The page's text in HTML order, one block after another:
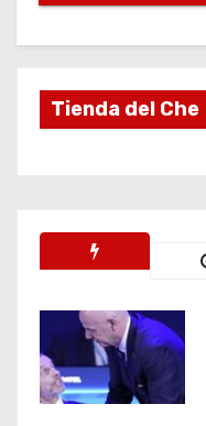
Tienda del Che